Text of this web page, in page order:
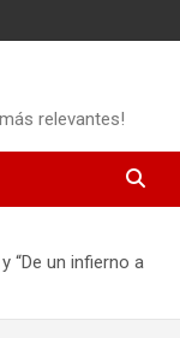
relevantes!
“De un infierno a